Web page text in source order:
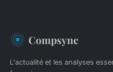
Compsync
L'actualité et les analyses